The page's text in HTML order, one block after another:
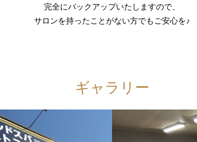
完全にバックアップいたしますので、
サロンを持ったことがない方でもご安心を♪
ギャラリー